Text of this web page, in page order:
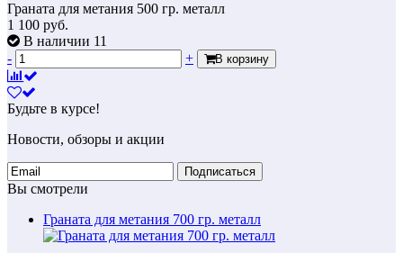
Граната для метания 500 гр. металл
1 100 руб.
В наличии 11
-
+ В корзину
Будьте в курсе!
Новости, обзоры и акции
Подписаться
Вы смотрели
Граната для метания 700 гр. металл